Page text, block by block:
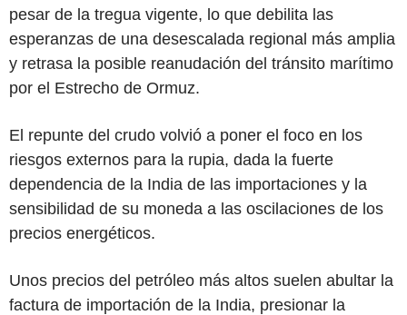
pesar de la tregua vigente, lo que debilita las
esperanzas de una desescalada regional más amplia
y retrasa la posible reanudación del tránsito marítimo
por el Estrecho de Ormuz.
El repunte del crudo volvió a poner el foco en los
riesgos externos para la rupia, dada la fuerte
dependencia de la India de las importaciones y la
sensibilidad de su moneda a las oscilaciones de los
precios energéticos.
Unos precios del petróleo más altos suelen abultar la
factura de importación de la India, presionar la